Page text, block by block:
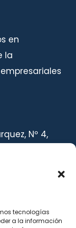
tecnologías
a la información
en
la
Nº 4,